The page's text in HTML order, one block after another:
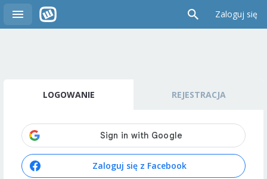
Zaloguj się
LOGOWANIE REJESTRACJA
Zaloguj się z Facebook